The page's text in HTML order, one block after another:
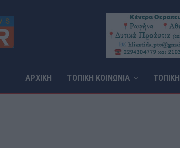
ΑΡΧΙΚΗ ΤΟΠΙΚΗ ΚΟΙΝΩΝΙΑ